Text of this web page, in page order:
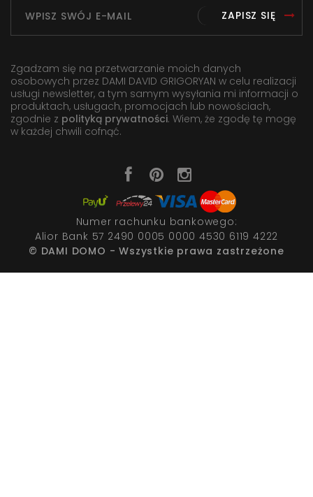
ZAPISZ SIĘ
Zgadzam się na przetwarzanie moich danych
osobowych przez DAMI DAVID GRIGORYAN w celu realizacji
usługi newsletter, a tym samym wysyłania mi informacji o
produktach, usługach, promocjach lub nowościach,
zgodnie z polityką prywatności. Wiem, że zgodę tę mogę
w każdej chwili cofnąć.
Numer rachunku bankowego:
Alior Bank 57 2490 0005 0000 4530 6119 4222
© DAMI DOMO - Wszystkie prawa zastrzeżone